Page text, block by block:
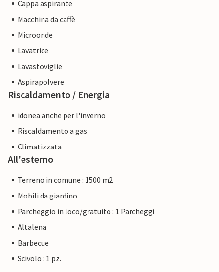
Cappa aspirante
Macchina da caffè
Microonde
Lavatrice
Lavastoviglie
Aspirapolvere
Riscaldamento / Energia
idonea anche per l'inverno
Riscaldamento a gas
Climatizzata
All'esterno
Terreno in comune : 1500 m2
Mobili da giardino
Parcheggio in loco/gratuito : 1 Parcheggi
Altalena
Barbecue
Scivolo : 1 pz.